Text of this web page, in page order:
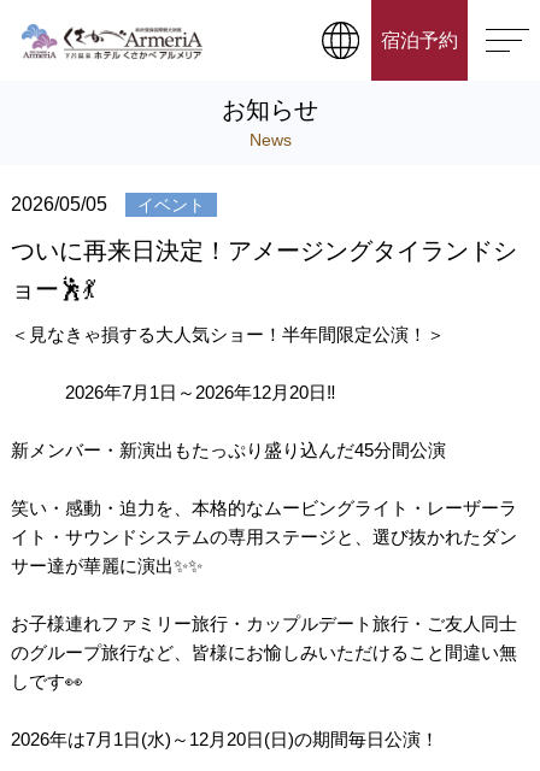
宿泊予約
お知らせ
News
2026/05/05 イベント
ついに再来日決定！アメージングタイランドシ
ョー🕺💃
＜見なきゃ損する大人気ショー！半年間限定公演！＞
2026年7月1日～2026年12月20日‼️
新メンバー・新演出もたっぷり盛り込んだ45分間公演
笑い・感動・迫力を、本格的なムービングライト・レーザーラ
イト・サウンドシステムの専用ステージと、選び抜かれたダン
サー達が華麗に演出✨✨
お子様連れファミリー旅行・カップルデート旅行・ご友人同士
のグループ旅行など、皆様にお愉しみいただけること間違い無
しです👀
2026年は7月1日(水)～12月20日(日)の期間毎日公演！